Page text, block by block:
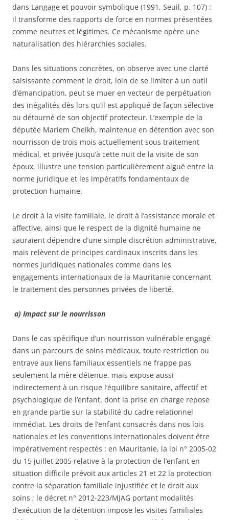
dans Langage et pouvoir symbolique (1991, Seuil, p. 107) :
il transforme des rapports de force en normes présentées
comme neutres et légitimes. Ce mécanisme opère une
naturalisation des hiérarchies sociales.
Dans les situations concrètes, on observe avec une clarté
saisissante comment le droit, loin de se limiter à un outil
d’émancipation, peut se muer en vecteur de perpétuation
des inégalités dès lors qu’il est appliqué de façon sélective
ou détourné de son objectif protecteur. L’exemple de la
députée Mariem Cheikh, maintenue en détention avec son
nourrisson de trois mois actuellement sous traitement
médical, et privée jusqu’à cette nuit de la visite de son
époux, illustre une tension particulièrement aiguë entre la
norme juridique et les impératifs fondamentaux de
protection humaine.
Le droit à la visite familiale, le droit à l’assistance morale et
affective, ainsi que le respect de la dignité humaine ne
sauraient dépendre d’une simple discrétion administrative,
mais relèvent de principes cardinaux inscrits dans les
normes juridiques nationales comme dans les
engagements internationaux de la Mauritanie concernant
le traitement des personnes privées de liberté.
a) Impact sur le nourrisson
Dans le cas spécifique d’un nourrisson vulnérable engagé
dans un parcours de soins médicaux, toute restriction ou
entrave aux liens familiaux essentiels ne frappe pas
seulement la mère détenue, mais expose aussi
indirectement à un risque l’équilibre sanitaire, affectif et
psychologique de l’enfant, dont la prise en charge repose
en grande partie sur la stabilité du cadre relationnel
immédiat. Les droits de l’enfant consacrés dans nos lois
nationales et les conventions internationales doivent être
impérativement respectés : en Mauritanie, la loi n° 2005-02
du 15 juillet 2005 relative à la protection de l’enfant en
situation difficile prévoit aux articles 21 et 22 la protection
contre la séparation familiale injustifiée et le droit aux
soins ; le décret n° 2012-223/MJAG portant modalités
d’exécution de la détention impose les visites familiales